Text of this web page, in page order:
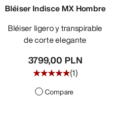
Bléiser Indisce MX Hombre
Bléiser ligero y transpirable
de corte elegante
3799,00 PLN
(1)
Compare